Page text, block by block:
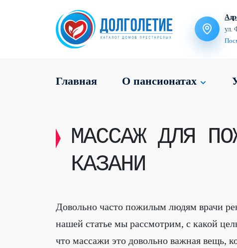
ул.
Главная О пансионатах
МАССАЖ ДЛЯ
КАЗАНИ
Довольно часто пожилым людям врачи
нашей статье мы рассмотрим, с какой
что массажи это довольно важная вещь,